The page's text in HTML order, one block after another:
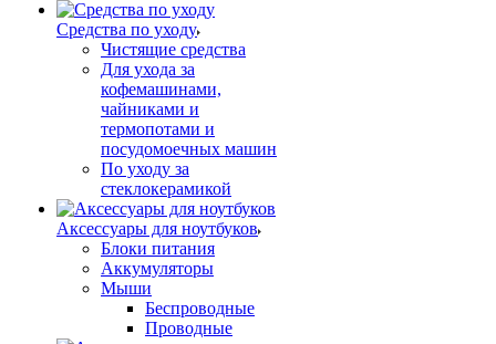
Средства по уходу
Чистящие средства
Для ухода за
кофемашинами,
чайниками и
термопотами и
посудомоечных машин
По уходу за
стеклокерамикой
Аксессуары для ноутбуков
Блоки питания
Аккумуляторы
Мыши
Беспроводные
Проводные